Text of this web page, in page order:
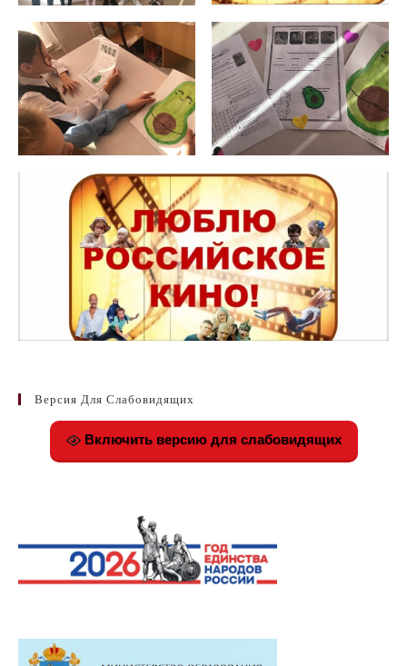
Версия Для Слабовидящих
Включить версию для слабовидящих